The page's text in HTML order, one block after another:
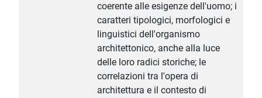
coerente alle esigenze dell'uomo; i
caratteri tipologici, morfologici e
linguistici dell'organismo
architettonico, anche alla luce
delle loro radici storiche; le
correlazioni tra l'opera di
architettura e il contesto di